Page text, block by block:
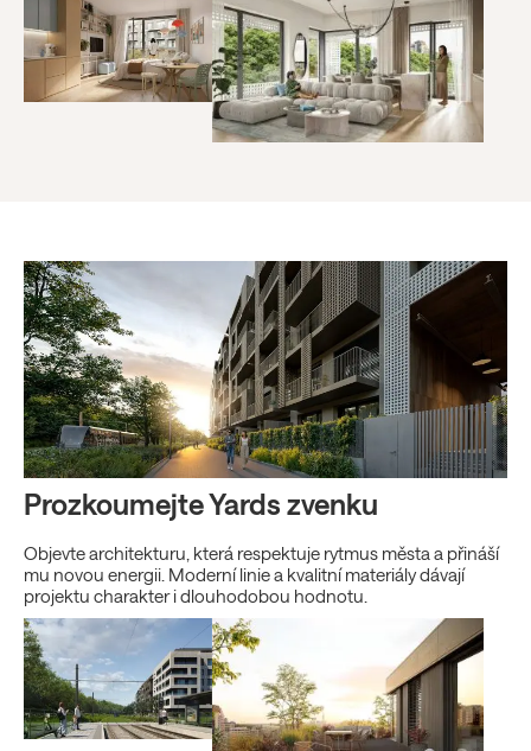
Prozkoumejte Yards zvenku
Objevte architekturu, která respektuje rytmus města a přináší
mu novou energii. Moderní linie a kvalitní materiály dávají
projektu charakter i dlouhodobou hodnotu.